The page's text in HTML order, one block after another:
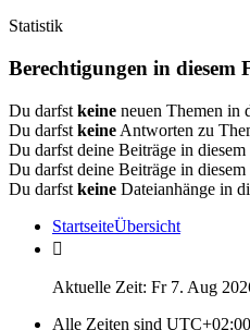
Statistik
Berechtigungen in diesem
Du darfst keine neuen Themen in
Du darfst keine Antworten zu
Du darfst deine Beiträge in
Du darfst deine Beiträge in
Du darfst keine Dateianhänge in
StartseiteÜbersicht
Aktuelle Zeit: Fr 7. Aug
Alle Zeiten sind UTC+02:00